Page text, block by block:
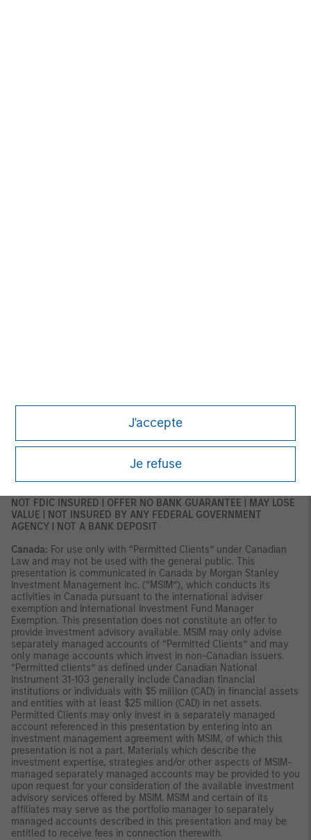
J'accepte
Je refuse
This financial promotion was issued and approved for use in
Saudi Arabia by Morgan Stanley Saudi Arabia, Al Rashid Tower,
Kings Sand Street, Riyadh, Saudi Arabia, authorized and
regulated by the Capital Market Authority license number
U.S.
NOT FDIC INSURED | OFFER NO BANK GUARANTEE | MAY LOSE
VALUE | NOT INSURED BY ANY FEDERAL GOVERNMENT
AGENCY | NOT A BANK DEPOSIT
Canada: For use only with “Permitted Clients” under Canadian
Law and may not be used with the general public. This
presentation is communicated in Canada by Morgan Stanley
Investment Management Inc. (“MSIM”), which conducts its
activities in Canada pursuant to the international adviser
exemption and International Investment Fund Manager
Exemption. This presentation does not constitute an offer to
provide investment advisory available. MSIM may only advise
separately managed accounts of “Permitted Clients” and may
only manage accounts which invest in non-Canadian issuers.
“Permitted clients” as defined under Canadian National
Instrument 31-103 generally include Canadian financial
institutions or individuals with $5 million (CAD) in financial assets
and entities with at least $25 million (CAD) in net assets.
Permitted Clients may only invest in a separately managed
account referenced in this presentation by entering into an
investment management agreement with MSIM, of which this
presentation is not a part. Materials which describe the
investment expertise, strategies and/or other aspects of MSIM-
managed separately managed accounts may be provided to you
upon request for your consideration of the available investment
advisory services offered by MSIM. MSIM and certain of its
affiliates may serve as the portfolio manager to separately
managed accounts described in this presentation and may be
entitled to receive fees in connection therewith.